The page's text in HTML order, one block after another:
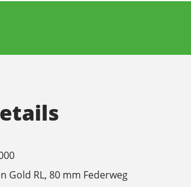
Gold RL, 80 mm Federweg